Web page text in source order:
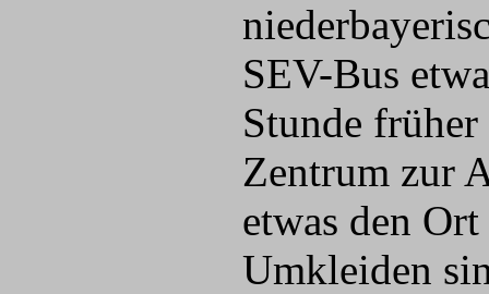
SEV-Bus
Stunde
Zentrum zur
etwas den
Umkleiden